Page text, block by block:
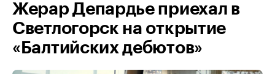
Жерар Депардье приехал в
Светлогорск на открытие
«Балтийских дебютов»